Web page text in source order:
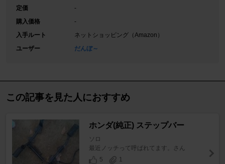
定価
-
購入価格
-
入手ルート
ネットショッピング（Amazon）
ユーザー
だんぼ～
この記事を見た人におすすめ
ホンダ(純正) ステップバー
ソロ
最近ノッチって呼ばれてます。さん
5
1